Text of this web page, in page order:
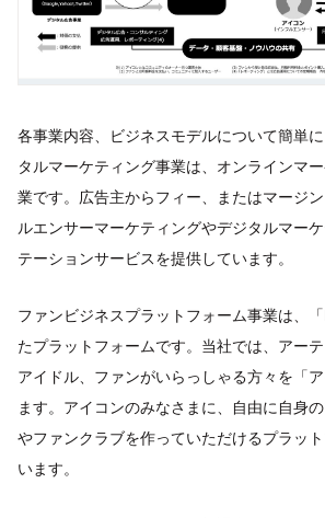
各事業内容、ビジネスモデルについて簡単
タルマーケティング事業は、オンラインマ
業です。広告主からフィー、またはマージ
ルエンサーマーケティングやデジタルマー
テーションサービスを提供しています。
ファンビジネスプラットフォーム事業は、
たプラットフォームです。当社では、アーテ
アイドル、ファンがいらっしゃる方々を「
ます。アイコンのみなさまに、自由に自身
やファンクラブを作っていただけるプラッ
います。